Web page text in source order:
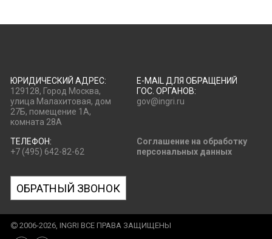
ЮРИДИЧЕСКИЙ АДРЕС:
129128, Город Москва,
улица Малахитовая, дом
27Б, помещение 1А,
комната 28А
E-MAIL ДЛЯ ОБРАЩЕНИЙ
ГОС. ОРГАНОВ:
gov@ingri.ru
ТЕЛЕФОН:
+7 (495) 642-82-62
Соглашение на обработку
персональных данных
ОБРАТНЫЙ ЗВОНОК
2006-2026, INGRI ВСЕ ПРАВА ЗАЩИЩЕНЫ